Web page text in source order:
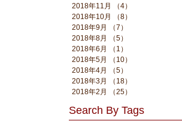
2018年11月
（4）
2018年10月
（8）
2018年9月
（7）
2018年8月
（5）
2018年6月
（1）
2018年5月
（10）
2018年4月
（5）
2018年3月
（18）
2018年2月
（25）
Search By Tags